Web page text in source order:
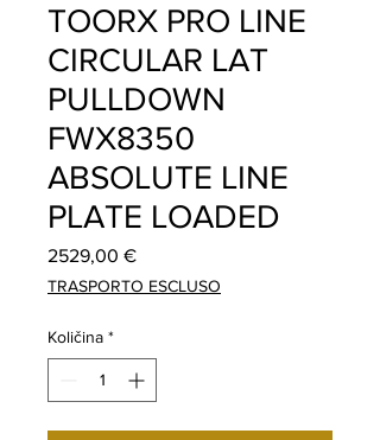
TOORX PRO LINE
CIRCULAR LAT
PULLDOWN
FWX8350
ABSOLUTE LINE
PLATE LOADED
2529,00 €Price
TRASPORTO ESCLUSO
Količina *